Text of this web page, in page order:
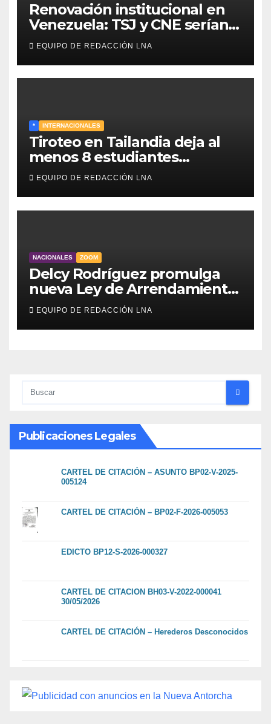
Renovación institucional en
Venezuela: TSJ y CNE serían
designados a finales de 2026
EQUIPO DE REDACCIÓN LNA
* INTERNACIONALES
Tiroteo en Tailandia deja al
menos 8 estudiantes
muertos y 30 heridos
EQUIPO DE REDACCIÓN LNA
NACIONALES ZOOM
Delcy Rodríguez promulga
nueva Ley de Arrendamiento
para atender a familias
damnificadas
EQUIPO DE REDACCIÓN LNA
Publicaciones Legales
CARTEL DE CITACIÓN – ASUNTO BP02-V-2025-
005124
CARTEL DE CITACIÓN – BP02-F-2026-005053
EDICTO BP12-S-2026-000327
CARTEL DE CITACION BH03-V-2022-000041
30/05/2026
CARTEL DE CITACIÓN – Herederos Desconocidos